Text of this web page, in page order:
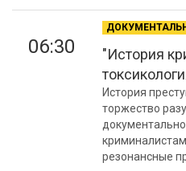
06:30
"История
История
торжество
резонансные